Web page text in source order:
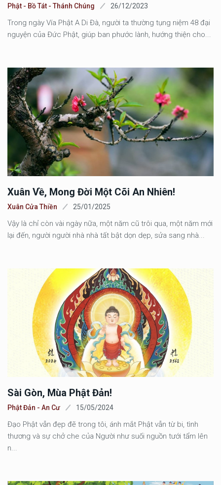
Phật - Bồ Tát - Thánh Chúng 26/12/2023
Trong ngày Vía Phật A Di Đà, người ta thường tụng niệm 48 đại
nguyện của Đức Phật, giúp ban phước lành, hướng thiện cho...
Xuân Về, Mong Đời Một Cõi An Nhiên!
Xuân Cửa Thiền 25/01/2025
Vậy là chỉ còn vài ngày nữa, một năm cũ trôi qua, một năm mới
lại đến, người người nhà nhà tất bật dọn dẹp, sửa sang nhà...
Sài Gòn, Mùa Phật Đản!
Phật Đản - An Cư 15/05/2024
Đạo Phật vẫn đẹp đẽ trong tôi, ánh mắt Phật vẫn từ bi, tình
thương và sự chở che của Người như suối nguồn tưới tẩm lên
n...